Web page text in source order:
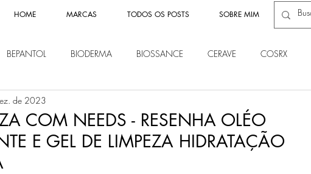
HOME MARCAS TODOS OS POSTS SOBRE MIM
BEPANTOL BIODERMA BIOSSANCE CERAVE COSRX
POSAY
PANTENE REVITALIFT SHISEIDO SOME BY MI
COM NEEDS - RESENHA OLÉO
E GEL DE LIMPEZA HIDRATAÇÃO
de 2023